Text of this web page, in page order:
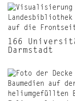
166
Darmstadt